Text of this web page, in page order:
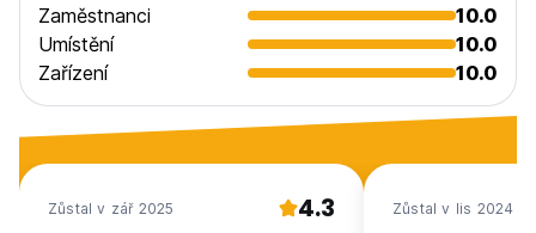
Zaměstnanci
10.0
Umístění
10.0
Zařízení
10.0
Zůstal v zář 2025 4.3 Zůstal v lis 2024